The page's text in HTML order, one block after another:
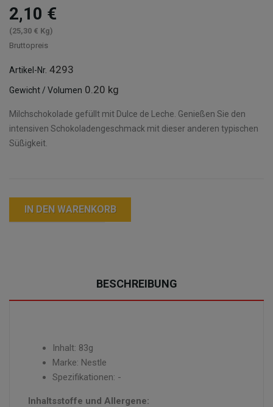
2,10 €
(25,30 € Kg)
Bruttopreis
Artikel-Nr. 4293
Gewicht / Volumen 0.20 kg
Milchschokolade gefüllt mit Dulce de Leche. Genießen Sie den
intensiven Schokoladengeschmack mit dieser anderen typischen
Süßigkeit.
IN DEN WARENKORB
BESCHREIBUNG
Inhalt: 83g
Marke: Nestle
Spezifikationen: -
Inhaltsstoffe und Allergene: